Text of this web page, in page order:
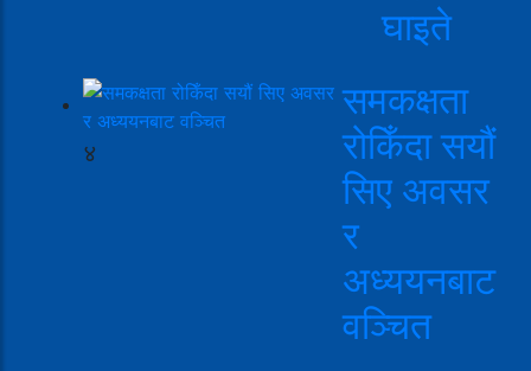
घाइते
४
समकक्षता
रोकिँदा सयौं
सिए अवसर
र
अध्ययनबाट
वञ्चित